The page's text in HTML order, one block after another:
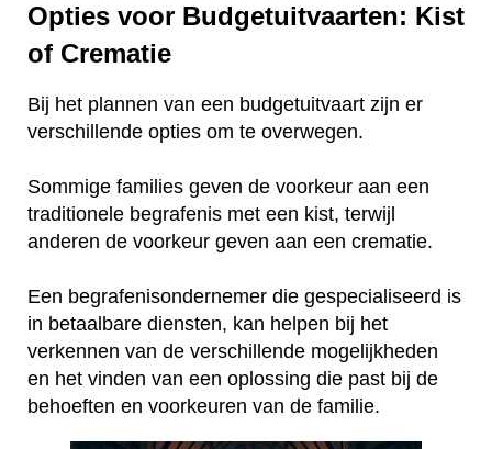
Opties voor Budgetuitvaarten: Kist
of Crematie
Bij het plannen van een budgetuitvaart zijn er
verschillende opties om te overwegen.
Sommige families geven de voorkeur aan een
traditionele begrafenis met een kist, terwijl
anderen de voorkeur geven aan een crematie.
Een begrafenisondernemer die gespecialiseerd is
in betaalbare diensten, kan helpen bij het
verkennen van de verschillende mogelijkheden
en het vinden van een oplossing die past bij de
behoeften en voorkeuren van de familie.